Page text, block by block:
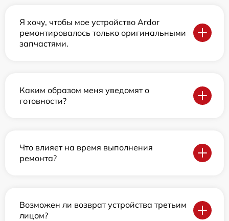
Я хочу, чтобы мое устройство Ardor
ремонтировалось только оригинальными
запчастями.
Каким образом меня уведомят о
готовности?
Что влияет на время выполнения
ремонта?
Возможен ли возврат устройства третьим
лицом?